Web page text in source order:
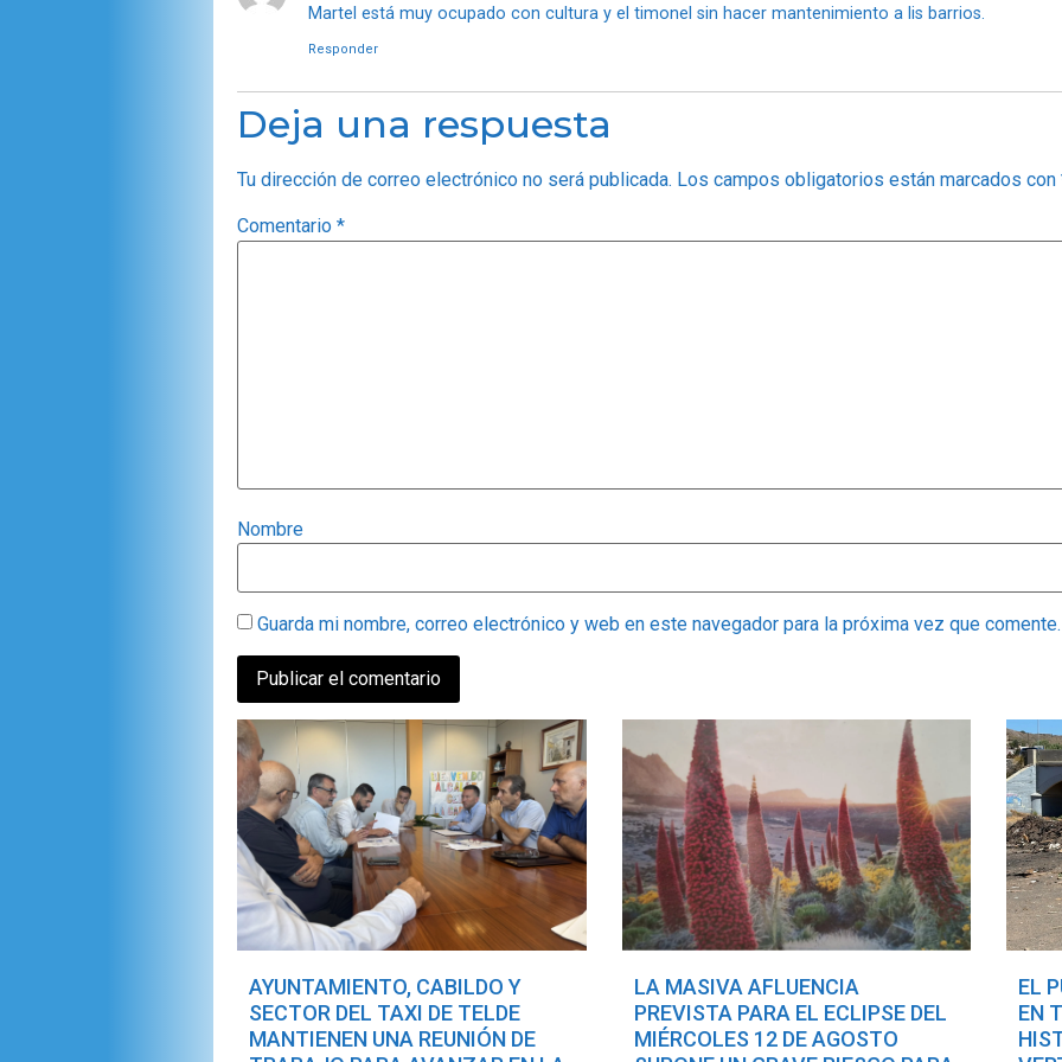
Martel está muy ocupado con cultura y el timonel sin hacer mantenimiento a lis barrios.
Responder
Deja una respuesta
Tu dirección de correo electrónico no será publicada. Los campos obligatorios están marcados con
Comentario *
Nombre
Guarda mi nombre, correo electrónico y web en este navegador para la próxima vez que comente.
AYUNTAMIENTO, CABILDO Y
SECTOR DEL TAXI DE TELDE
MANTIENEN UNA REUNIÓN DE
LA MASIVA AFLUENCIA
PREVISTA PARA EL ECLIPSE DEL
MIÉRCOLES 12 DE AGOSTO
EL
EN